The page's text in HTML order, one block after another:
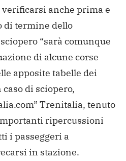
anche prima e
di termine dello
“sarà comunque
di alcune corse
apposite tabelle dei
di sciopero,
Trenitalia, tenuto
ripercussioni
i passeggeri a
in stazione.